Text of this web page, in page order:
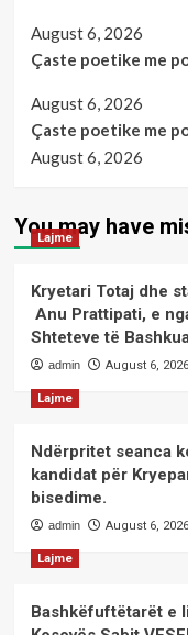
August 6, 2026
Çaste poetike me
August 6, 2026
Çaste poetike me
August 6, 2026
You may have
Lajme
Kryetari Totaj dhe
Anu Prattipati, e
Shteteve të
admin August 6, 2026
Lajme
Ndërpritet seanca
kandidat për
bisedime.
admin August 6, 2026
Lajme
Bashkëfuftëtarët e